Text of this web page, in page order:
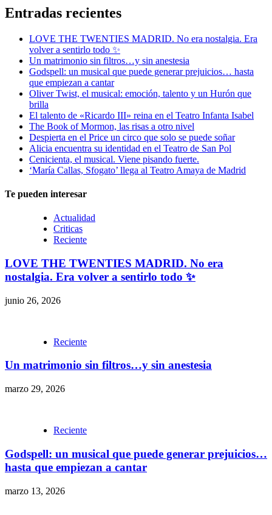
Entradas recientes
LOVE THE TWENTIES MADRID. No era nostalgia. Era
volver a sentirlo todo ✨
Un matrimonio sin filtros…y sin anestesia
Godspell: un musical que puede generar prejuicios… hasta
que empiezan a cantar
Oliver Twist, el musical: emoción, talento y un Hurón que
brilla
El talento de «Ricardo III» reina en el Teatro Infanta Isabel
The Book of Mormon, las risas a otro nivel
Despierta en el Price un circo que solo se puede soñar
Alicia encuentra su identidad en el Teatro de San Pol
Cenicienta, el musical. Viene pisando fuerte.
‘María Callas, Sfogato’ llega al Teatro Amaya de Madrid
Te pueden interesar
Actualidad
Criticas
Reciente
LOVE THE TWENTIES MADRID. No era
nostalgia. Era volver a sentirlo todo ✨
junio 26, 2026
Reciente
Un matrimonio sin filtros…y sin anestesia
marzo 29, 2026
Reciente
Godspell: un musical que puede generar prejuicios…
hasta que empiezan a cantar
marzo 13, 2026